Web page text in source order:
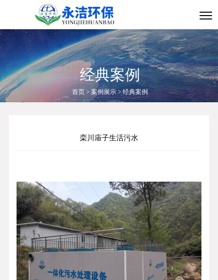
经典案例
首页 >案例展示 > 经典案例
栾川庙子生活污水